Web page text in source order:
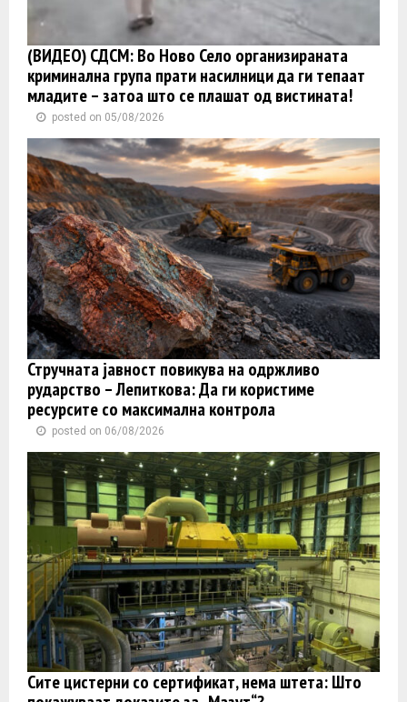
(ВИДЕО) СДСМ: Во Ново Село организираната
криминална група прати насилници да ги тепаат
младите – затоа што се плашат од вистината!
posted on 05/08/2026
Стручната јавност повикува на одржливо
рударство – Лепиткова: Да ги користиме
ресурсите со максимална контрола
posted on 06/08/2026
Сите цистерни со сертификат, нема штета: Што